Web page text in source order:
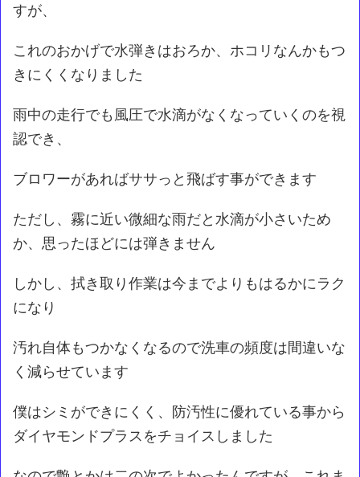
すが、
これのおかげで水弾きはおろか、ホコリなんかもつ
きにくくなりました
雨中の走行でも風圧で水滴がなくなっていくのを視
認でき、
ブロワーがあればササっと飛ばす事ができます
ただし、霧に近い微細な雨だと水滴が小さいため
か、思ったほどには弾きません
しかし、拭き取り作業は今までよりもはるかにラク
になり
汚れ自体もつかなくなるので洗車の頻度は間違いな
く減らせています
僕はシミができにくく、防汚性に優れている事から
ダイヤモンドプラスをチョイスしました